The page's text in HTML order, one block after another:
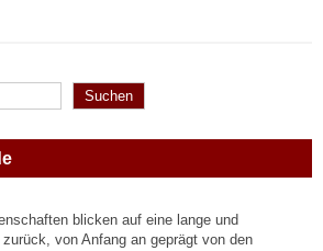
Suchen
blicken auf eine lange und
von Anfang an geprägt von den